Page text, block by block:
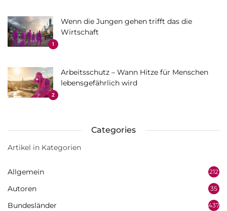
1
Wenn die Jungen gehen trifft das die
Wirtschaft
2
Arbeitsschutz – Wann Hitze für Menschen
lebensgefährlich wird
Categories
Artikel in Kategorien
Allgemein 212
Autoren 35
Bundesländer 437